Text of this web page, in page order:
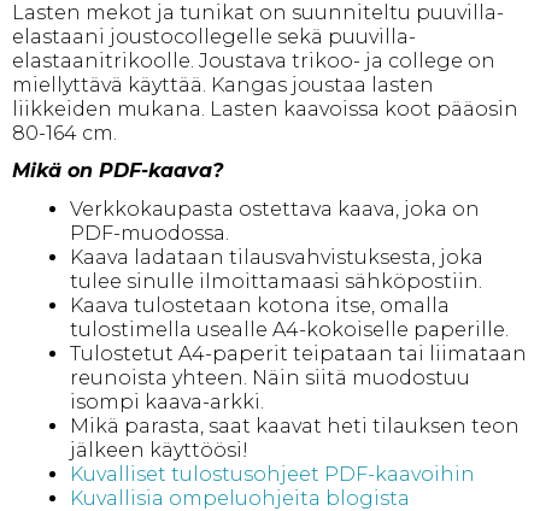
Lasten mekot ja tunikat on suunniteltu puuvilla-
elastaani joustocollegelle sekä puuvilla-
elastaanitrikoolle. Joustava trikoo- ja college on
miellyttävä käyttää. Kangas joustaa lasten
liikkeiden mukana. Lasten kaavoissa koot pääosin
80-164 cm.
Mikä on PDF-kaava?
Verkkokaupasta ostettava kaava, joka on
PDF-muodossa.
Kaava ladataan tilausvahvistuksesta, joka
tulee sinulle ilmoittamaasi sähköpostiin.
Kaava tulostetaan kotona itse, omalla
tulostimella usealle A4-kokoiselle paperille.
Tulostetut A4-paperit teipataan tai liimataan
reunoista yhteen. Näin siitä muodostuu
isompi kaava-arkki.
Mikä parasta, saat kaavat heti tilauksen teon
jälkeen käyttöösi!
Kuvalliset tulostusohjeet PDF-kaavoihin
Kuvallisia ompeluohjeita blogista